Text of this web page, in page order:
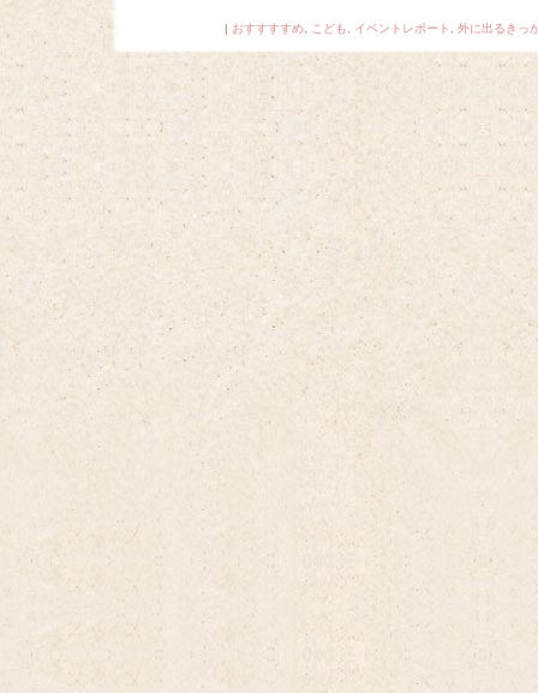
| おすすすすめ こども イベントレポート 外に出るきっ